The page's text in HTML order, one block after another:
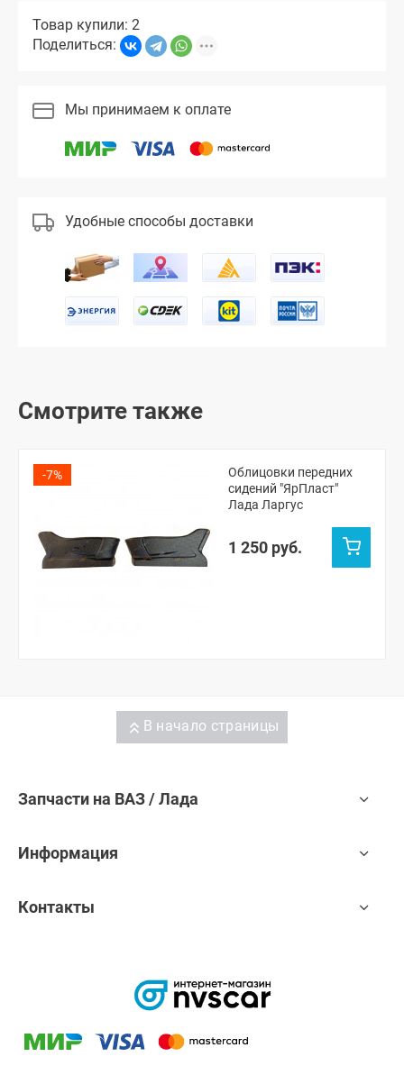
Товар купили: 2
Поделиться:
Мы принимаем к оплате
Удобные способы доставки
Смотрите также
-7%
Облицовки передних
сидений "ЯрПласт"
Лада Ларгус
1 250 руб.
В начало страницы
Запчасти на ВАЗ / Лада
Информация
Контакты